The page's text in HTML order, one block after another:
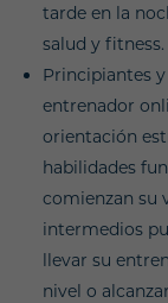
tarde en la
salud y fitness.
Principiantes
entrenador
orientación
habilidades
comienzan su
intermedios
llevar su
nivel o